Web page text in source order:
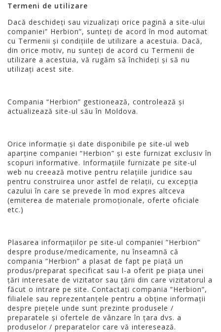
Termeni de utilizare
Dacă deschideți sau vizualizați orice pagină a site-ului
companiei” Herbion”, sunteți de acord în mod automat
cu Termenii și condițiile de utilizare a acestuia. Dacă,
din orice motiv, nu sunteți de acord cu Termenii de
utilizare a acestuia, vă rugăm să închideți și să nu
utilizați acest site.
Compania “Herbion” gestionează, controlează și
actualizează site-ul său în Moldova.
Orice informație și date disponibile pe site-ul web
aparține companiei “Herbion” și este furnizat exclusiv în
scopuri informative. Informațiile furnizate pe site-ul
web nu creează motive pentru relațiile juridice sau
pentru construirea unor astfel de relații, cu excepția
cazului în care se prevede în mod expres altceva
(emiterea de materiale promoționale, oferte oficiale
etc.)
Plasarea informațiilor pe site-ul companiei ”Herbion”
despre produse/medicamente, nu înseamnă că
compania ”Herbion” a plasat de fapt pe piață un
produs/preparat specificat sau l-a oferit pe piața unei
țări interesate de vizitator sau țării din care vizitatorul a
făcut o intrare pe site. Contactați compania ”Herbion”,
filialele sau reprezentanțele pentru a obține informații
despre piețele unde sunt prezinte produsele /
preparatele și ofertele de vânzare în țara dvs. a
produselor / preparatelor care vă interesează.